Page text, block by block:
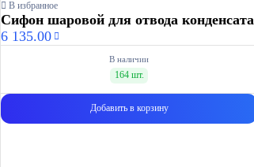
В избранное
Сифон шаровой для отвода
6 135.00
В наличии
164 шт.
Добавить в корзину